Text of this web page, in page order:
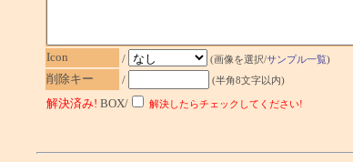
Icon / (画像を選択/サンプル一覧)
削除キー / (半角8文字以内)
解決済み! BOX/ 解決したらチェックしてください!